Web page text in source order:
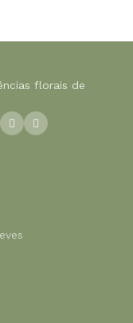
florais de